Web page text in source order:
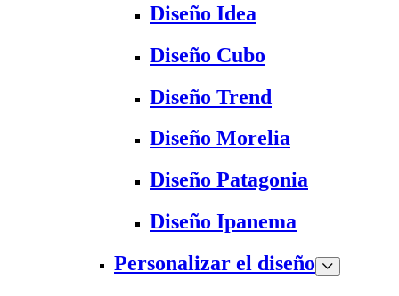
Diseño Idea
Diseño Cubo
Diseño Trend
Diseño Morelia
Diseño Patagonia
Diseño Ipanema
Personalizar el diseño